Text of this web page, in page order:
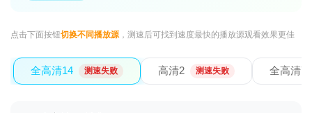
点击下面按钮切换不同播放源，测速后可找到速度最快的播放源观看效果更佳
全高清14 测速失败 高清2 测速失败 全高清7